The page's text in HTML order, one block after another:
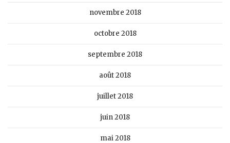
novembre 2018
octobre 2018
septembre 2018
août 2018
juillet 2018
juin 2018
mai 2018